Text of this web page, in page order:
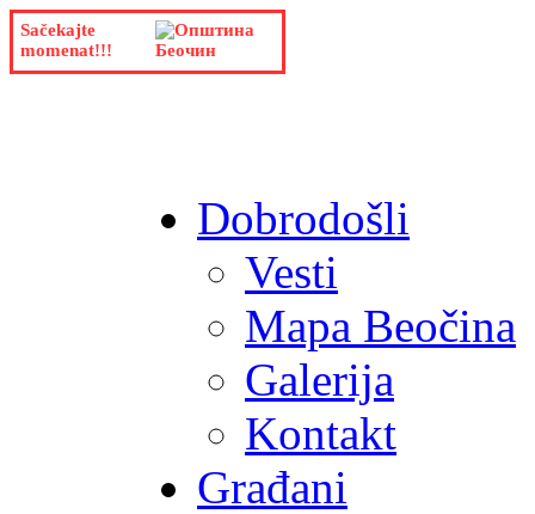
Sačekajte
momenat!!!
Dobrodošli
Vesti
Mapa Beočina
Galerija
Kontakt
Građani